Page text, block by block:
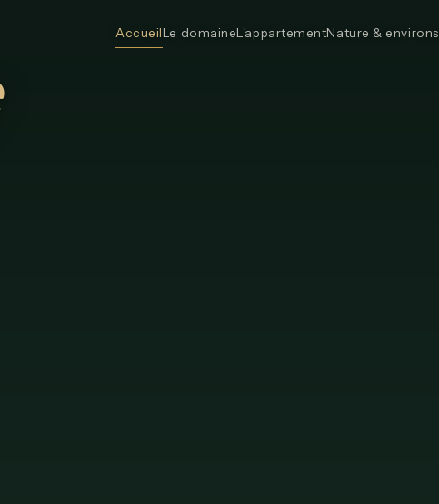
AccueilLe domaineL'appartementNature & environs